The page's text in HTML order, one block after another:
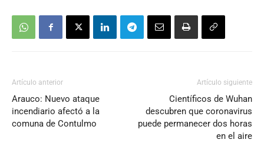
Artículo anterior
Arauco: Nuevo ataque
incendiario afectó a la
comuna de Contulmo
Artículo siguiente
Científicos de Wuhan
descubren que coronavirus
puede permanecer dos horas
en el aire